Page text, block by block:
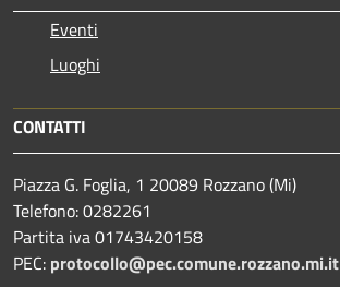
Eventi
Luoghi
CONTATTI
Piazza G. Foglia, 1 20089 Rozzano (Mi)
Telefono: 0282261
Partita iva 01743420158
PEC: protocollo@pec.comune.rozzano.mi.it